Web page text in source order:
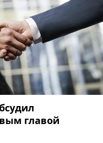
главой